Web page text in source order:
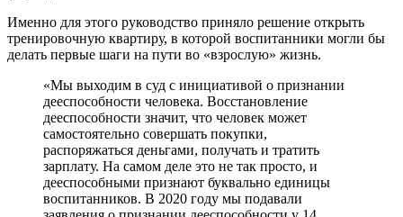
Именно для этого руководство приняло решение открыть
тренировочную квартиру, в которой воспитанники могли бы
делать первые шаги на пути во «взрослую» жизнь.
«Мы выходим в суд с инициативой о признании
дееспособности человека. Восстановление
дееспособности значит, что человек может
самостоятельно совершать покупки,
распоряжаться деньгами, получать и тратить
зарплату. На самом деле это не так просто, и
дееспособными признают буквально единицы
воспитанников. В 2020 году мы подавали